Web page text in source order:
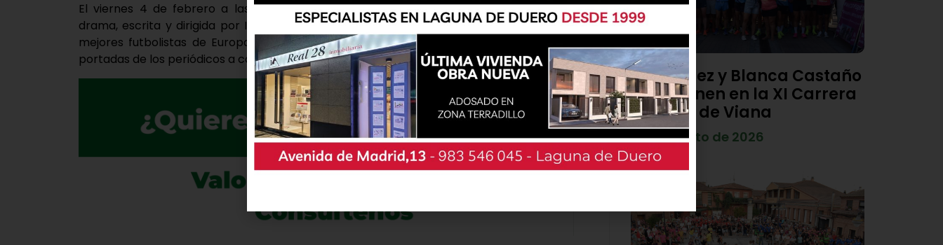
El viernes 4 de febrero a las 20:30 horas, ‘Dribbling’ llega al auditorio lagunero. Este
drama, escrita y dirigida por Ignasi Vidal, muestra la historia de Javi Cuesta, uno de los
mejores futbolistas de Europa que se ve entre la espada y la pared tras saltar a las
portadas de los periódicos a causa de una denuncia contra él por violación.
Diego Díez y Blanca Castaño
se imponen en la XI Carrera
Popular de Viana
4 de agosto de 2026